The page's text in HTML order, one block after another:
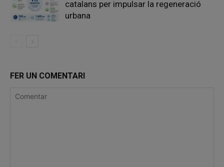
catalans per impulsar la regeneració
urbana
FER UN COMENTARI